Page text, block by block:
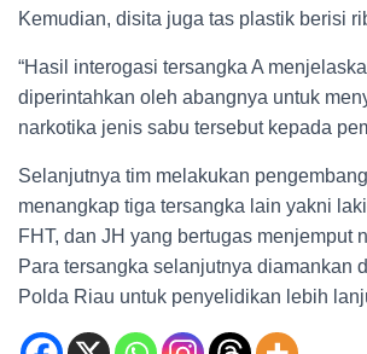
Kemudian, disita juga tas plastik berisi
“Hasil interogasi tersangka A
diperintahkan oleh abangnya untuk
narkotika jenis sabu tersebut kepada
Selanjutnya tim melakukan
menangkap tiga tersangka lain yakni
FHT, dan JH yang bertugas menjemput
Para tersangka selanjutnya diamankan
Polda Riau untuk penyelidikan lebih